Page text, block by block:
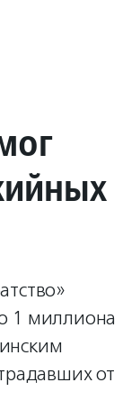
1 миллиона
от